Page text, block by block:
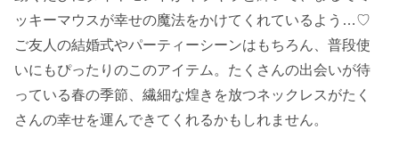
ッキーマウスが幸せの魔法をかけてくれているよう…♡
ご友人の結婚式やパーティーシーンはもちろん、普段使
いにもぴったりのこのアイテム。たくさんの出会いが待
っている春の季節、繊細な煌きを放つネックレスがたく
さんの幸せを運んできてくれるかもしれません。